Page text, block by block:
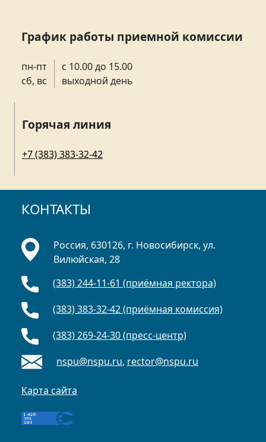
График работы приемной комиссии
пн-пт
сб, вс
с 10.00 до 15.00
выходной день
Горячая линия
+7 (383) 383-32-42
КОНТАКТЫ
Россия, 630126, г. Новосибирск, ул.
Вилюйская, 28
(383) 244-11-61 (приёмная ректора)
(383) 383-32-42 (приёмная комиссия)
(383) 269-24-30 (пресс-центр)
nspu@nspu.ru, rector@nspu.ru
Карта сайта